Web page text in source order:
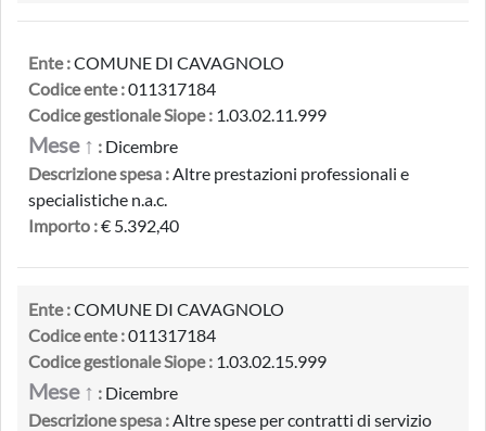
Ente :COMUNE DI CAVAGNOLO
Codice ente :011317184
Codice gestionale Siope : 1.03.02.11.999
Mese ↑ : Dicembre
Descrizione spesa :Altre prestazioni professionali e
specialistiche n.a.c.
Importo :€ 5.392,40
Ente :COMUNE DI CAVAGNOLO
Codice ente :011317184
Codice gestionale Siope : 1.03.02.15.999
Mese ↑ : Dicembre
Descrizione spesa :Altre spese per contratti di servizio